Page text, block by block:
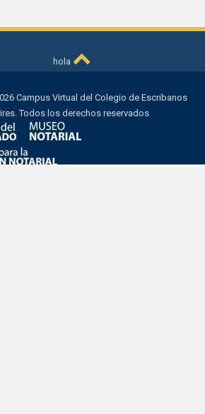
hola
Campus Virtual del Colegio de Escribanos
Todos los derechos reservados